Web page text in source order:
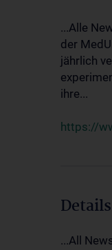
...Alle
der
jährlich
ihre...
https://
...All